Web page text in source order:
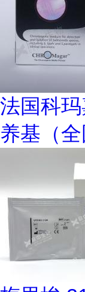
法国科
养基（